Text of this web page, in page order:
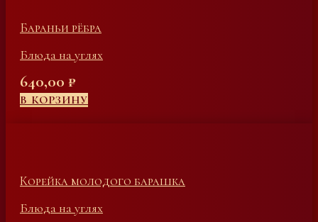
Бараньи рёбра
Блюда на углях
640,00 ₽
В КОРЗИНУ
Корейка молодого барашка
Блюда на углях